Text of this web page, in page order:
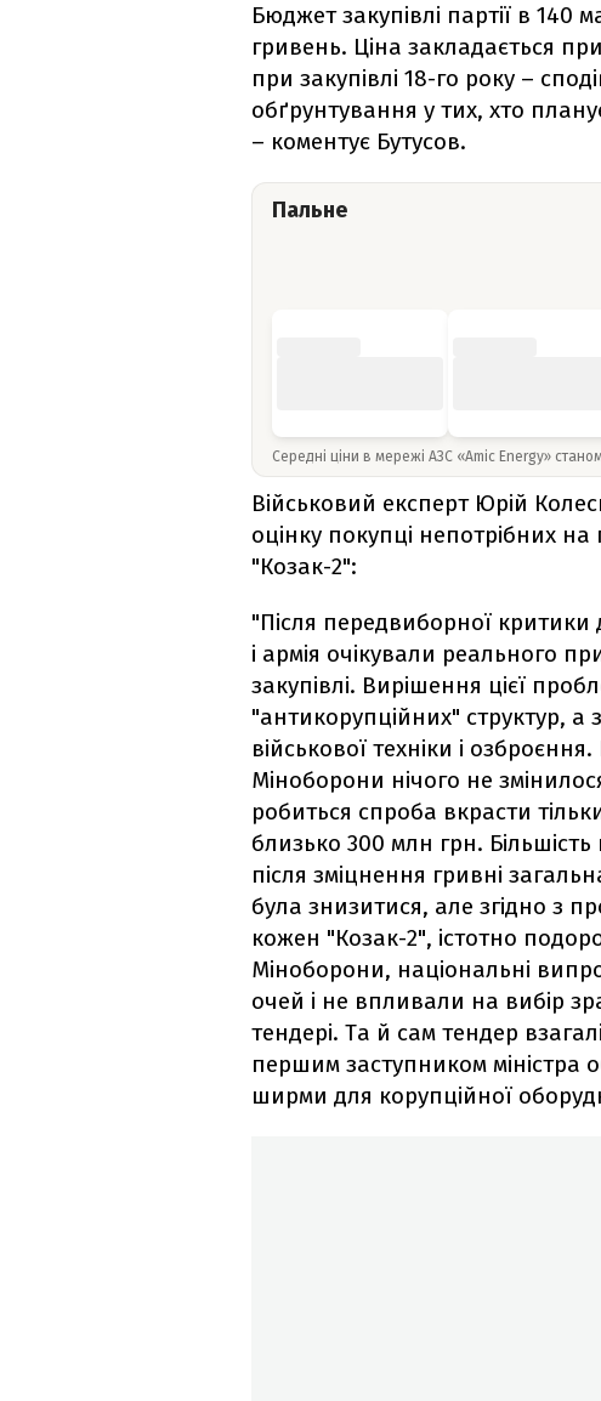
Бюджет закупівлі партії в
гривень. Ціна закладається
при закупівлі 18-го року –
обґрунтування у тих, хто
– коментує Бутусов.
Пальне
Середні ціни в мережі АЗС «Amic Energy»
Військовий експерт Юрій
оцінку покупці непотрібних
"Козак-2":
"Після передвиборної критики
і армія очікували реального
закупівлі. Вирішення цієї
"антикорупційних" структур, а
військової техніки і
Міноборони нічого не
робиться спроба вкрасти
близько 300 млн грн.
після зміцнення гривні
була знизитися, але згідно з
кожен "Козак-2", істотно
Міноборони, національні
очей і не впливали на вибір
тендері. Та й сам тендер
першим заступником
ширми для корупційної